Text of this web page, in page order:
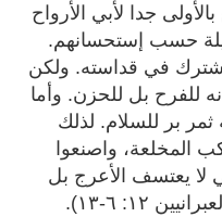
جدا لأبي الأرواح
قليلة حسب إستحسانهم.
في قداسته. ولكن
للفرح بل للحزن. وأما
ثمر بر للسلام. لذلك
المخلعة، واصنعوا
لا يعتسف الأعرج بل
بالحري يشفى" (الرسالة إلى العبرانيين ١٢: ٦-١٣).